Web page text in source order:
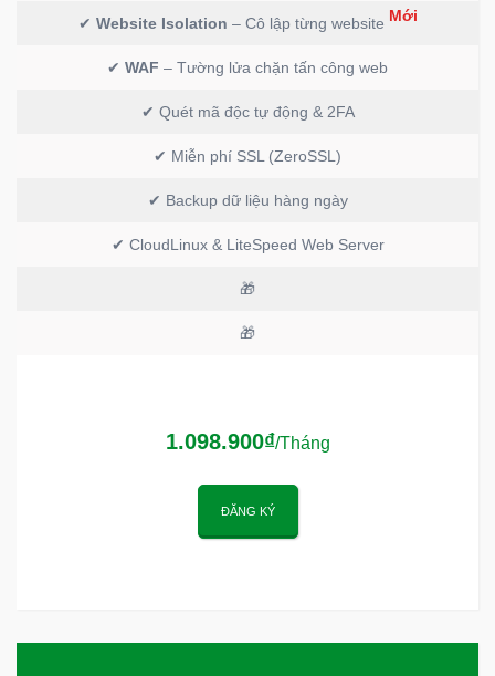
✔ Website Isolation – Cô lập từng website Mới
✔ WAF – Tường lửa chặn tấn công web
✔ Quét mã độc tự động & 2FA
✔ Miễn phí SSL (ZeroSSL)
✔ Backup dữ liệu hàng ngày
✔ CloudLinux & LiteSpeed Web Server
🎁
🎁
1.098.900₫/Tháng
ĐĂNG KÝ